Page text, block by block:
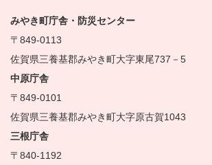
みやき町庁舎・防災センター
〒849-0113
佐賀県三養基郡みやき町大字東尾737－5
中原庁舎
〒849-0101
佐賀県三養基郡みやき町大字原古賀1043
三根庁舎
〒840-1192